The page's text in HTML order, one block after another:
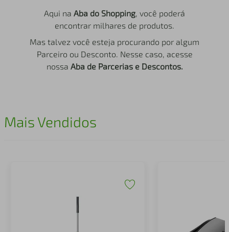
Aqui na Aba do Shopping, você poderá
encontrar milhares de produtos.
Mas talvez você esteja procurando por algum
Parceiro ou Desconto. Nesse caso, acesse
nossa Aba de Parcerias e Descontos.
Mais Vendidos